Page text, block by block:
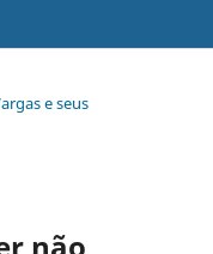
e seus